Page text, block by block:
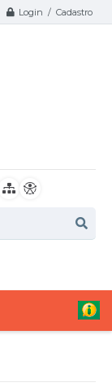
Login / Cadastro